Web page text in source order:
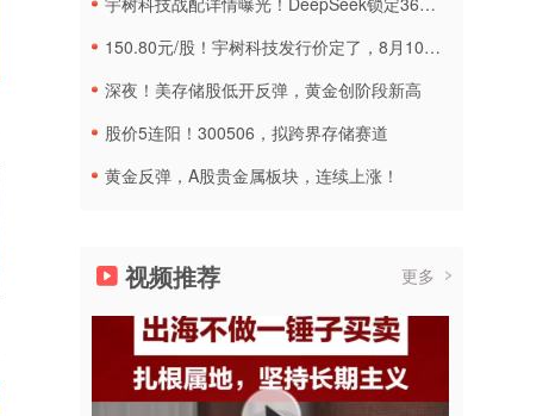
150.80元/股！宇树科技发行价定了，8月10日申购
深夜！美存储股低开反弹，黄金创阶段新高
股价5连阳！300506，拟跨界存储赛道
黄金反弹，A股贵金属板块，连续上涨！
视频推荐 更多